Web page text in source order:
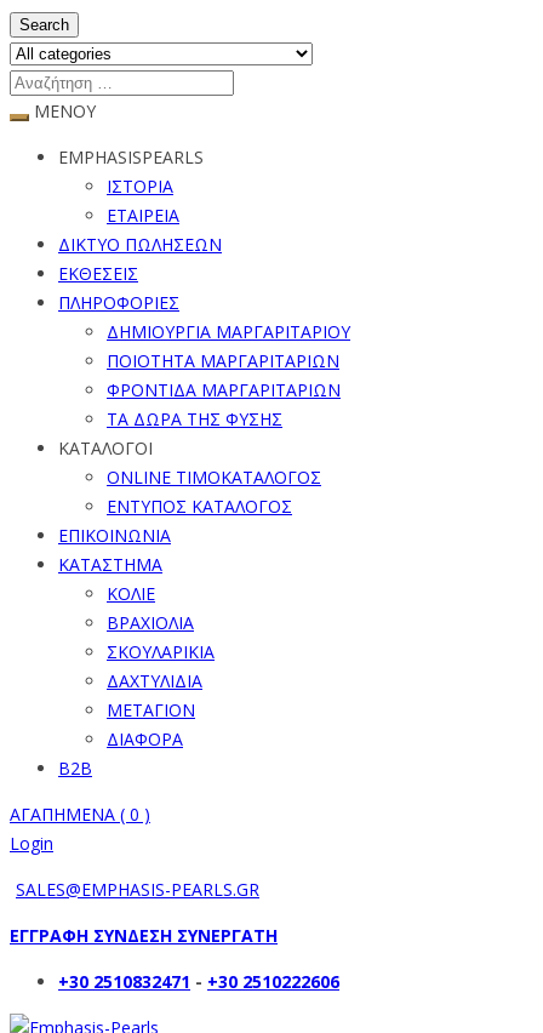
Search
ΜΕΝΟΥ
EMPHASISPEARLS
ΙΣΤΟΡΙΑ
ΕΤΑΙΡΕΙΑ
ΔΙΚΤΥΟ ΠΩΛΗΣΕΩΝ
ΕΚΘΕΣΕΙΣ
ΠΛΗΡΟΦΟΡΙΕΣ
ΔΗΜΙΟΥΡΓΙΑ ΜΑΡΓΑΡΙΤΑΡΙΟΥ
ΠΟΙΟΤΗΤΑ ΜΑΡΓΑΡΙΤΑΡΙΩΝ
ΦΡΟΝΤΙΔΑ ΜΑΡΓΑΡΙΤΑΡΙΩΝ
ΤΑ ΔΩΡΑ ΤΗΣ ΦΥΣΗΣ
ΚΑΤΑΛΟΓΟΙ
ONLINE ΤΙΜΟΚΑΤΑΛΟΓΟΣ
ΕΝΤΥΠΟΣ ΚΑΤΑΛΟΓΟΣ
ΕΠΙΚΟΙΝΩΝΙΑ
ΚΑΤΑΣΤΗΜΑ
ΚΟΛΙΕ
ΒΡΑΧΙΟΛΙΑ
ΣΚΟΥΛΑΡΙΚΙΑ
ΔΑΧΤΥΛΙΔΙΑ
ΜΕΤΑΓΙΟΝ
ΔΙΑΦΟΡΑ
B2B
ΑΓΑΠΗΜΕΝΑ ( 0 )
Login
SALES@EMPHASIS-PEARLS.GR
ΕΓΓΡΑΦΗ ΣΥΝΔΕΣΗ ΣΥΝΕΡΓΑΤΗ
+30 2510832471 - +30 2510222606